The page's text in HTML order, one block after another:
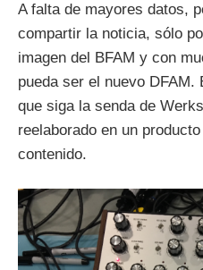
A falta de mayores datos,
compartir la noticia, sólo
imagen del BFAM y con
pueda ser el nuevo
que siga la senda de
reelaborado en un
contenido.